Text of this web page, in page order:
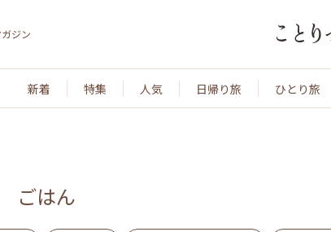
ジン
新着 特集 人気 日帰り旅 ひとり旅
ごはん